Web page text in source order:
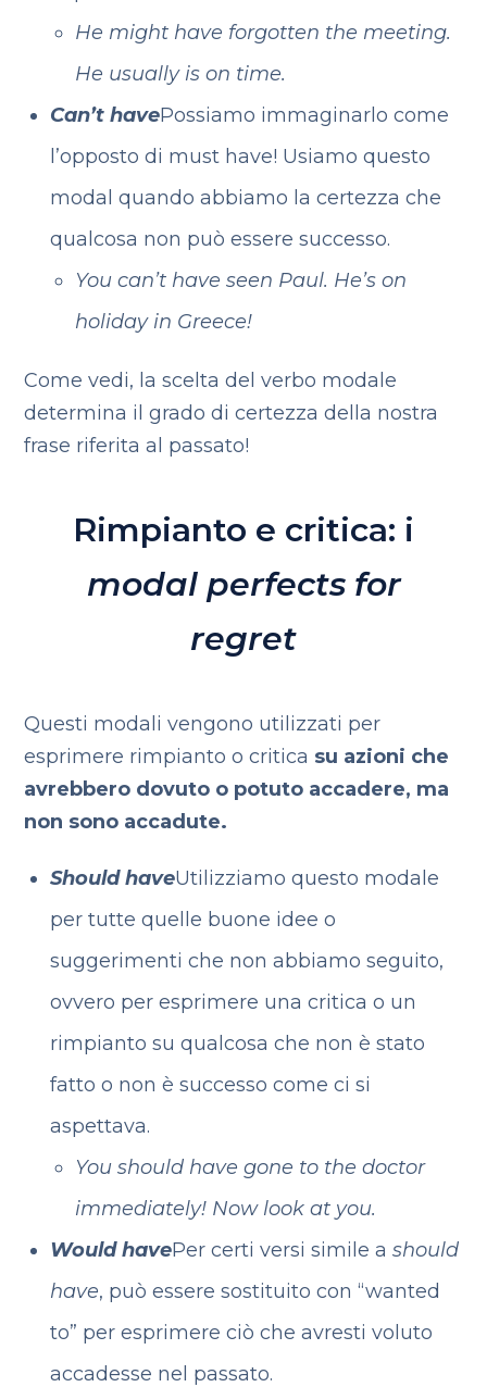
He might have forgotten the meeting.
He usually is on time.
Can’t havePossiamo immaginarlo come
l’opposto di must have! Usiamo questo
modal quando abbiamo la certezza che
qualcosa non può essere successo.
You can’t have seen Paul. He’s on
holiday in Greece!
Come vedi, la scelta del verbo modale
determina il grado di certezza della nostra
frase riferita al passato!
Rimpianto e critica: i
modal perfects for
regret
Questi modali vengono utilizzati per
esprimere rimpianto o critica su azioni che
avrebbero dovuto o potuto accadere, ma
non sono accadute.
Should haveUtilizziamo questo modale
per tutte quelle buone idee o
suggerimenti che non abbiamo seguito,
ovvero per esprimere una critica o un
rimpianto su qualcosa che non è stato
fatto o non è successo come ci si
aspettava.
You should have gone to the doctor
immediately! Now look at you.
Would havePer certi versi simile a should
have, può essere sostituito con “wanted
to” per esprimere ciò che avresti voluto
accadesse nel passato.